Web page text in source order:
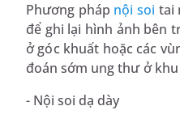
Phương pháp nội soi tai
để ghi lại hình ảnh bên
ở góc khuất hoặc các
đoán sớm ung thư ở khu
- Nội soi dạ dày